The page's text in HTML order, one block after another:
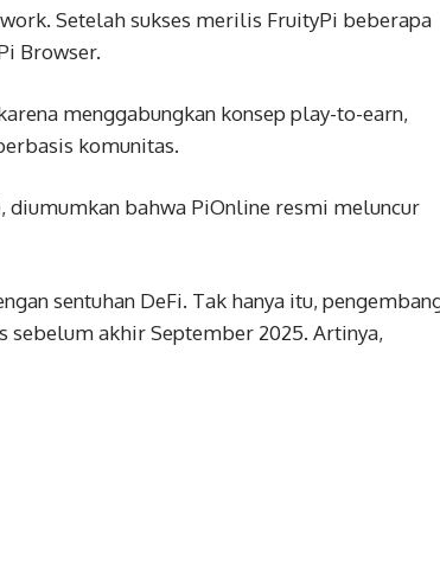
Setelah sukses merilis FruityPi beberapa
Browser.
menggabungkan konsep play-to-earn,
komunitas.
bahwa PiOnline resmi meluncur
sentuhan DeFi. Tak hanya itu,
sebelum akhir September 2025. Artinya,